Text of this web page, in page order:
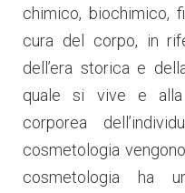
chimico, biochimico,
cura del corpo, in
dell’era storica e
quale si vive e alla
corporea
cosmetologia
cosmetologia ha